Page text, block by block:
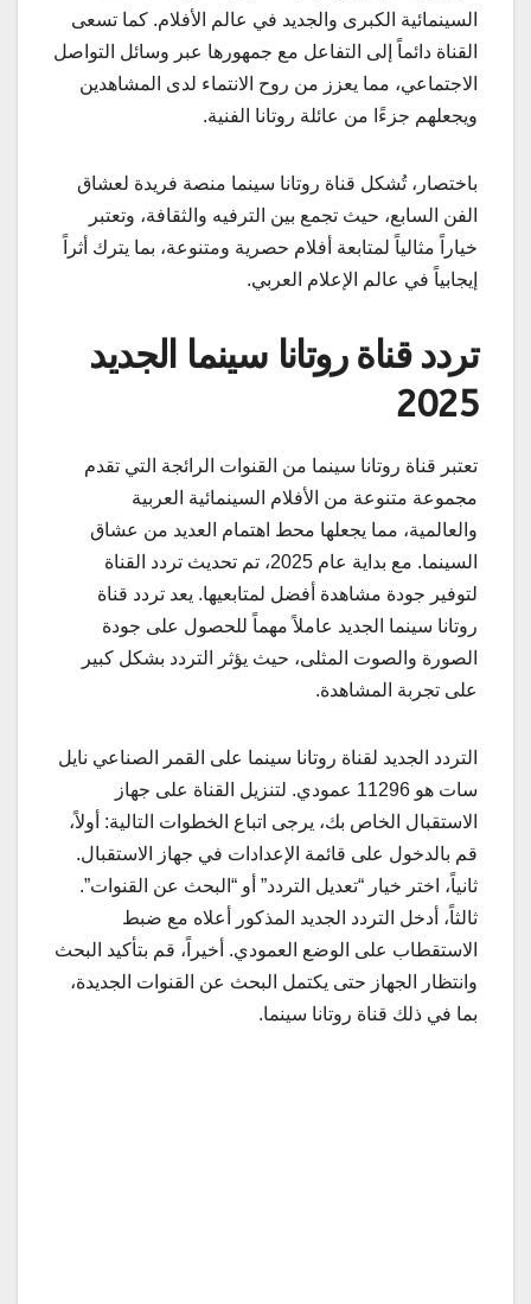
السينمائية الكبرى والجديد في عالم الأفلام. كما تسعى
القناة دائماً إلى التفاعل مع جمهورها عبر وسائل التواصل
الاجتماعي، مما يعزز من روح الانتماء لدى المشاهدين
ويجعلهم جزءًا من عائلة روتانا الفنية.
باختصار، تُشكل قناة روتانا سينما منصة فريدة لعشاق
الفن السابع، حيث تجمع بين الترفيه والثقافة، وتعتبر
خياراً مثالياً لمتابعة أفلام حصرية ومتنوعة، بما يترك أثراً
إيجابياً في عالم الإعلام العربي.
تردد قناة روتانا سينما الجديد
2025
تعتبر قناة روتانا سينما من القنوات الرائجة التي تقدم
مجموعة متنوعة من الأفلام السينمائية العربية
والعالمية، مما يجعلها محط اهتمام العديد من عشاق
السينما. مع بداية عام 2025، تم تحديث تردد القناة
لتوفير جودة مشاهدة أفضل لمتابعيها. يعد تردد قناة
روتانا سينما الجديد عاملاً مهماً للحصول على جودة
الصورة والصوت المثلى، حيث يؤثر التردد بشكل كبير
على تجربة المشاهدة.
التردد الجديد لقناة روتانا سينما على القمر الصناعي نايل
سات هو 11296 عمودي. لتنزيل القناة على جهاز
الاستقبال الخاص بك، يرجى اتباع الخطوات التالية: أولاً،
قم بالدخول على قائمة الإعدادات في جهاز الاستقبال.
ثانياً، اختر خيار “تعديل التردد” أو “البحث عن القنوات”.
ثالثاً، أدخل التردد الجديد المذكور أعلاه مع ضبط
الاستقطاب على الوضع العمودي. أخيراً، قم بتأكيد البحث
وانتظار الجهاز حتى يكتمل البحث عن القنوات الجديدة،
بما في ذلك قناة روتانا سينما.